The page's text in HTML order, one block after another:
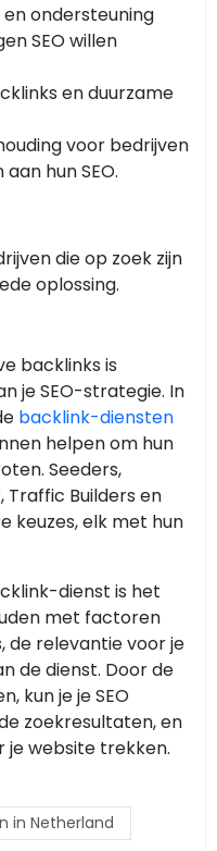
ondersteuning
SEO willen
en duurzame
voor bedrijven
hun SEO.
die op zoek zijn
oplossing.
backlinks is
je SEO-strategie. In
backlink-diensten
helpen om hun
Seeders,
Traffic Builders en
keuzes, elk met hun
dienst is het
met factoren
de relevantie voor je
de dienst. Door de
kun je je SEO
zoekresultaten, en
je website trekken.
in Netherland